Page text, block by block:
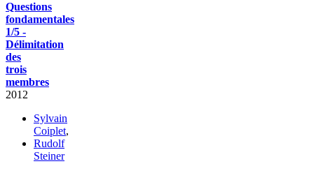
Questions
fondamentales
1/5 -
Délimitation
des
trois
membres
2012
Sylvain
Coiplet,
Rudolf
Steiner